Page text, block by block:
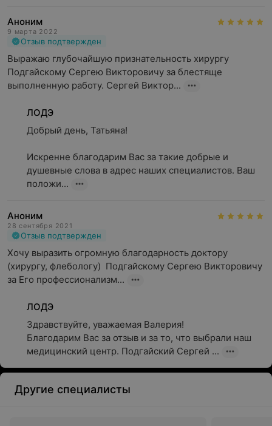
Аноним
9 марта 2022
Отзыв подтвержден
Выражаю глубочайшую признательность хирургу
Подгайскому Сергею Викторовичу за блестяще
выполненную работу. Сергей Виктор...
ЛОДЭ
Добрый день, Татьяна!
Искренне благодарим Вас за такие добрые и
душевные слова в адрес наших специалистов. Ваш
положи...
Аноним
28 сентября 2021
Отзыв подтвержден
Хочу выразить огромную благодарность доктору
(хирургу, флебологу)  Подгайскому Сергею Викторовичу
за Его профессионализм...
ЛОДЭ
Здравствуйте, уважаемая Валерия!
Благодарим Вас за отзыв и за то, что выбрали наш
медицинский центр. Подгайский Сергей ...
Другие специалисты